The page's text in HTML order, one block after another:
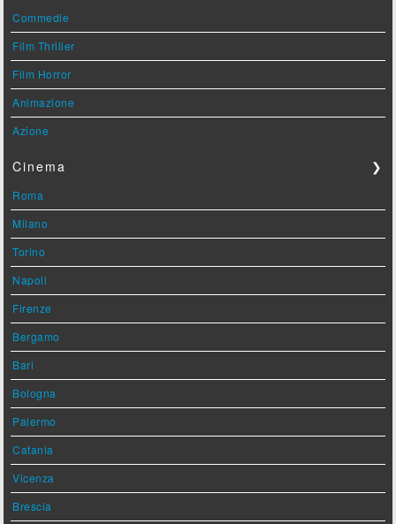
Commedie
Film Thriller
Film Horror
Animazione
Azione
Cinema ❯
Roma
Milano
Torino
Napoli
Firenze
Bergamo
Bari
Bologna
Palermo
Catania
Vicenza
Brescia